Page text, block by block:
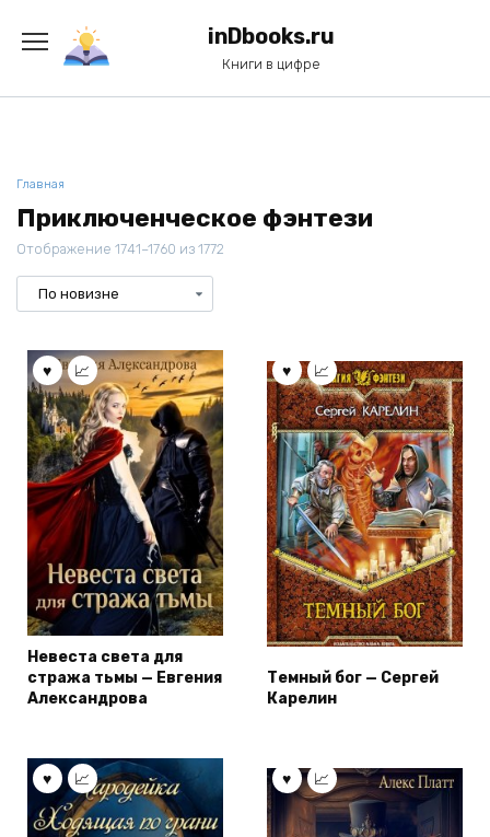
содержанию
inDbooks.ru
Книги в цифре
Главная
Приключенческое фэнтези
Отображение 1741–1760 из 1772
Невеста света для
стража тьмы — Евгения
Александрова
Темный бог — Сергей
Карелин